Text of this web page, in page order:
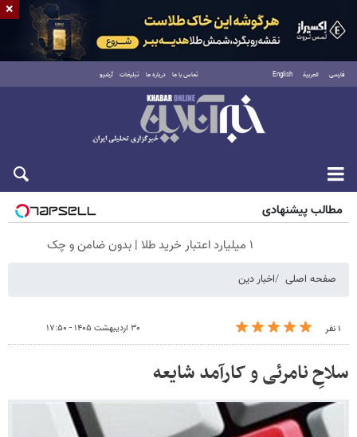
فارسی العربية English تماس با ما درباره ما تبلیغات آرشیو
شنبه ۱۷ مرداد ۱۴۰۵
مطالب پیشنهادی
۱ میلیارد اعتبار خرید طلا | بدون ضامن و چک
صفحه اصلی اخبار دین
۱ نفر ۳۰ اردیبهشت ۱۴۰۵ - ۱۷:۵۰
سلاحِ نامرئی و کارآمد شایعه
×